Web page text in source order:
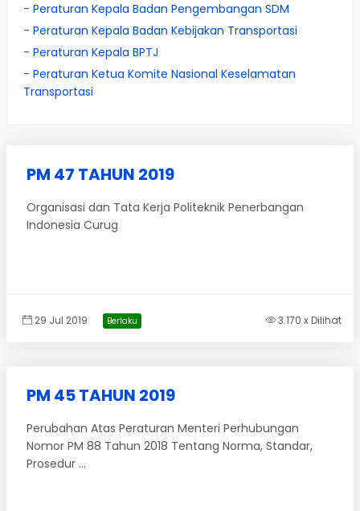
- Peraturan Kepala Badan Pengembangan SDM
- Peraturan Kepala Badan Kebijakan Transportasi
- Peraturan Kepala BPTJ
- Peraturan Ketua Komite Nasional Keselamatan
Transportasi
PM 47 TAHUN 2019
Organisasi dan Tata Kerja Politeknik Penerbangan
Indonesia Curug
29 Jul 2019 Berlaku 3.170 x Dilihat
PM 45 TAHUN 2019
Perubahan Atas Peraturan Menteri Perhubungan
Nomor PM 88 Tahun 2018 Tentang Norma, Standar,
Prosedur ...